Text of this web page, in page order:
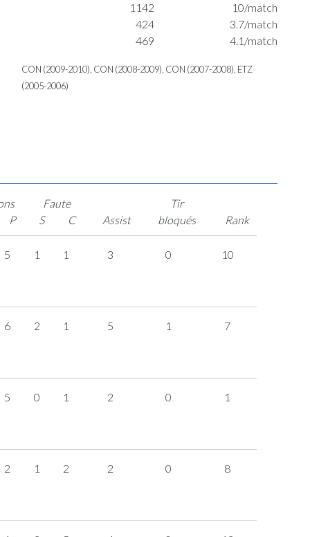
1142
10/match
424
3.7/match
469 4.1/match
CON (2009-2010), CON (2008-2009), CON (2007-2008), ETZ
(2005-2006)
P
Faute
S
C Assist
Tir
bloqués
Rank
5 1 1 3 0 10
6 2 1 5 1 7
5 0 1 2 0 1
2 1 2 2 0 8